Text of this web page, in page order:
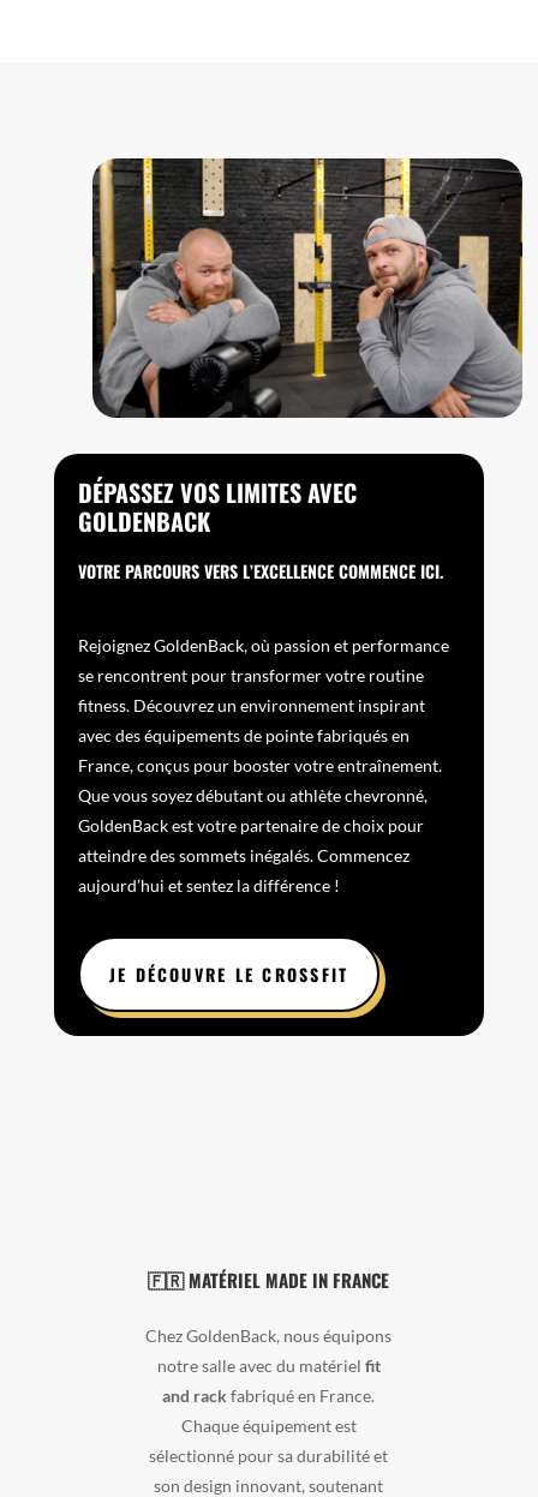
DÉPASSEZ VOS LIMITES AVEC
GOLDENBACK
VOTRE PARCOURS VERS L’EXCELLENCE COMMENCE ICI.
Rejoignez GoldenBack, où passion et performance
se rencontrent pour transformer votre routine
fitness. Découvrez un environnement inspirant
avec des équipements de pointe fabriqués en
France, conçus pour booster votre entraînement.
Que vous soyez débutant ou athlète chevronné,
GoldenBack est votre partenaire de choix pour
atteindre des sommets inégalés. Commencez
aujourd’hui et sentez la différence !
JE DÉCOUVRE LE CROSSFIT
🇫🇷 MATÉRIEL MADE IN FRANCE
Chez GoldenBack, nous équipons
notre salle avec du matériel fit
and rack fabriqué en France.
Chaque équipement est
sélectionné pour sa durabilité et
son design innovant, soutenant